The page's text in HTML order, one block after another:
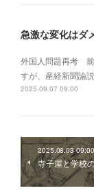
急激な変化はダ
外国人問題再考
すが、産経新聞論
2025.09.07 09:00
2025.08.03 09:00
寺子屋と学校